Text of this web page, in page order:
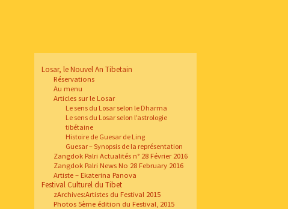
Losar, le Nouvel An Tibetain
Réservations
Au menu
Articles sur le Losar
Le sens du Losar selon le Dharma
Le sens du Losar selon l’astrologie
tibétaine
Histoire de Guesar de Ling
Guesar – Synopsis de la représentation
Zangdok Palri Actualités n° 28 Février 2016
Zangdok Palri News No 28 February 2016
Artiste – Ekaterina Panova
Festival Culturel du Tibet
zArchives:Artistes du Festival 2015
Photos 5ème édition du Festival, 2015